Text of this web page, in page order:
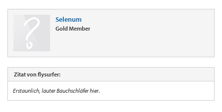
Selenum
Gold Member
Zitat von flysurfer:
Erstaunlich, lauter Bauchschläfer hier.